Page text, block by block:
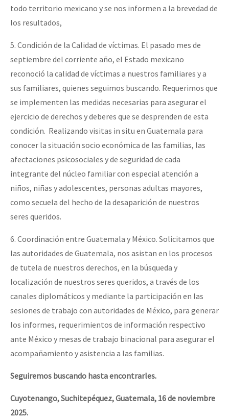
todo territorio mexicano y se nos informen a la brevedad de
los resultados,
5. Condición de la Calidad de víctimas. El pasado mes de
septiembre del corriente año, el Estado mexicano
reconoció la calidad de víctimas a nuestros familiares y a
sus familiares, quienes seguimos buscando. Requerimos que
se implementen las medidas necesarias para asegurar el
ejercicio de derechos y deberes que se desprenden de esta
condición. Realizando visitas in situ en Guatemala para
conocer la situación socio económica de las familias, las
afectaciones psicosociales y de seguridad de cada
integrante del núcleo familiar con especial atención a
niños, niñas y adolescentes, personas adultas mayores,
como secuela del hecho de la desaparición de nuestros
seres queridos.
6. Coordinación entre Guatemala y México. Solicitamos que
las autoridades de Guatemala, nos asistan en los procesos
de tutela de nuestros derechos, en la búsqueda y
localización de nuestros seres queridos, a través de los
canales diplomáticos y mediante la participación en las
sesiones de trabajo con autoridades de México, para generar
los informes, requerimientos de información respectivo
ante México y mesas de trabajo binacional para asegurar el
acompañamiento y asistencia a las familias.
Seguiremos buscando hasta encontrarles.
Cuyotenango, Suchitepéquez, Guatemala, 16 de noviembre
2025.